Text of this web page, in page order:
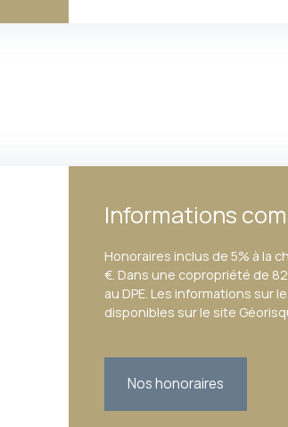
Informations
Honoraires inclus de 5% à la
€. Dans une copropriété de
au DPE. Les informations sur
disponibles sur le site
Nos honoraires